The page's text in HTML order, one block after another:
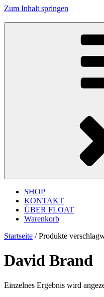
Zum Inhalt springen
junges Label für improvisierte
SHOP
KONTAKT
ÜBER FLOAT
Warenkorb
Startseite / Produkte
David Brand
Einzelnes Ergebnis wird